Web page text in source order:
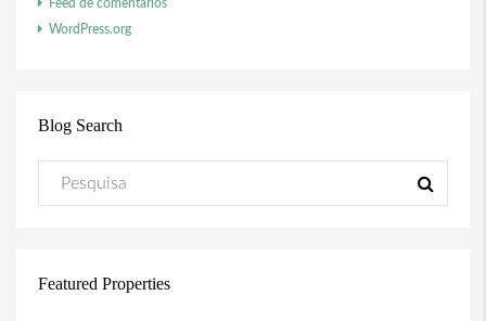
Feed de comentários
WordPress.org
Blog Search
Featured Properties